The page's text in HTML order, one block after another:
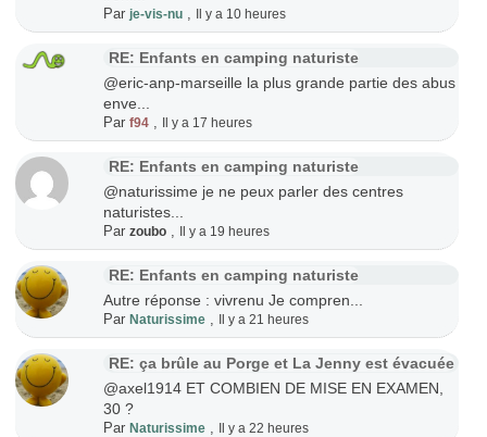
Parje-vis-nu Il y a 10 heures
RE: Enfants en camping naturiste
@eric-anp-marseille la plus grande partie des abus
enve...
Parf94 Il y a 17 heures
RE: Enfants en camping naturiste
@naturissime je ne peux parler des centres
naturistes...
Parzoubo Il y a 19 heures
RE: Enfants en camping naturiste
Autre réponse : vivrenu Je compren...
ParNaturissime Il y a 21 heures
RE: ça brûle au Porge et La Jenny est évacuée
@axel1914 ET COMBIEN DE MISE EN EXAMEN,
30 ?
ParNaturissime Il y a 22 heures